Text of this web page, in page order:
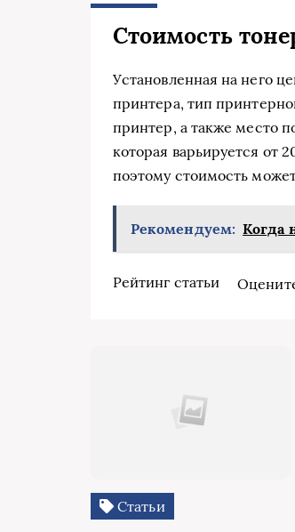
Стоимость
Установленная на него
принтера, тип
принтер, а также место
которая варьируется от
поэтому стоимость
Рекомендуем: Когда
Рейтинг статьи
Статьи